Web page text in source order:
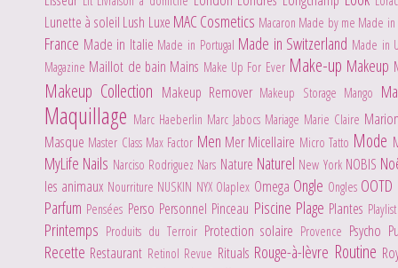
Lunette à soleil Lush Luxe MAC Cosmetics Macaron Made by me Made
France Made in Italie Made in Portugal Made in Switzerland Made in
Magazine Maillot de bain Mains Make Up For Ever Make-up Makeup
Makeup Collection Makeup Remover Makeup Storage Mango
Maquillage Marc Haeberlin Marc Jabocs Mariage Marie Claire
Masque Master Class Max Factor Men MerMicellaire Micro Tatto Mode
MyLife Nails Narciso Rodriguez Nars Nature Naturel New York NOBIS
les animaux Nourriture NUSKIN NYX Olaplex Omega Ongle Ongles OOTD
Parfum Pensées Perso Personnel Pinceau Piscine Plage Plantes
Printemps Produits du Terroir Protection solaire Provence Psycho
Recette Restaurant Retinol Revue Rituals Rouge-à-lèvre Routine